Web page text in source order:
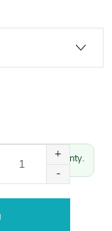
vybrané varianty.